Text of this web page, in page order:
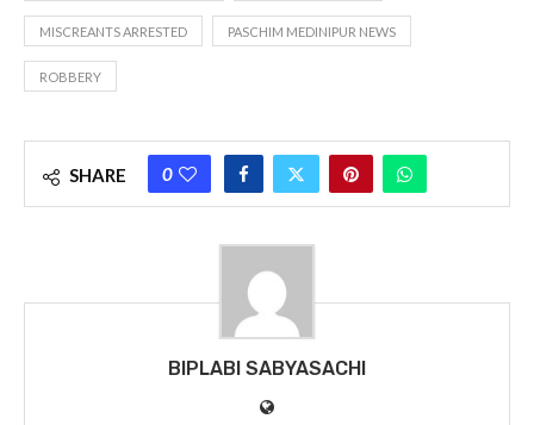
MISCREANTS ARRESTED PASCHIM MEDINIPUR NEWS
ROBBERY
SHARE 0
BIPLABI SABYASACHI